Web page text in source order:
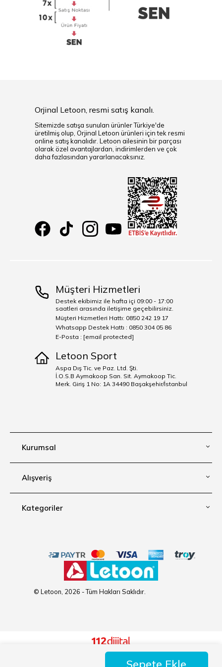
Orjinal Letoon, resmi satış kanalı.
Sitemizde satışa sunulan ürünler Türkiye'de
üretilmiş olup, Orjinal Letoon ürünleri için tek resmi
online satış kanalıdır. Letoon ailesinin bir parçası
olarak özel avantajlardan, indirimlerden ve çok
daha fazlasından yararlanacaksınız.
Kurumsal
Alışveriş
Kategoriler
Müşteri Hizmetleri
Destek ekibimiz ile hafta içi 09:00 - 17:00
saatleri arasında iletişime geçebilirsiniz.
Müşteri Hizmetleri Hattı: 0850 242 19 17
Whatsapp Destek Hattı : 0850 304 05 86
E-Posta : [email protected]
Letoon Sport
Aspa Dış Tic. ve Paz. Ltd. Şti.
İ.O.S.B Aymakoop San. Sit. Aymakoop Tic.
Merk. Giriş 1 No: 1A 34490 Başakşehir/İstanbul
© Letoon, 2026 - Tüm Hakları Saklıdır.